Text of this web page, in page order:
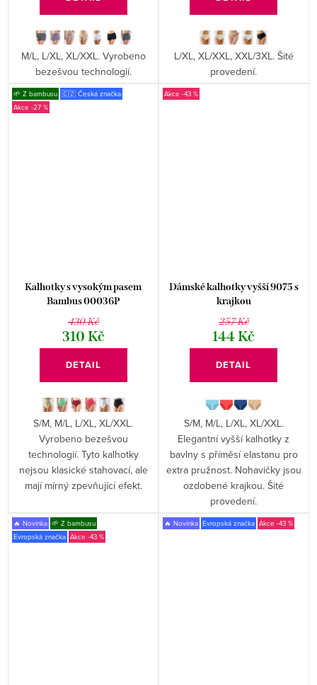
M/L, L/XL, XL/XXL. Vyrobeno
bezešvou technologií.
L/XL, XL/XXL, XXL/3XL. Šité
provedení.
🌱 Z bambusu 🇨🇿 Česká značka
-27 %
Kalhotky s vysokým pasem
Bambus 00036P
430 Kč
310 Kč
DETAIL
S/M, M/L, L/XL, XL/XXL.
Vyrobeno bezešvou
technologií. Tyto kalhotky
nejsou klasické stahovací, ale
mají mírný zpevňující efekt.
-43 %
Dámské kalhotky vyšší 9075 s
krajkou
257 Kč
144 Kč
DETAIL
S/M, M/L, L/XL, XL/XXL.
Elegantní vyšší kalhotky z
bavlny s příměsí elastanu pro
extra pružnost. Nohavičky jsou
ozdobené krajkou. Šité
provedení.
🔥 Novinka 🌱 Z bambusu
Evropská značka
-43 %
🔥 Novinka Evropská značka -43 %